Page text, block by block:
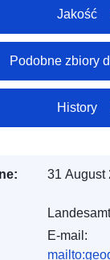
Jakość
Podobne zbiory
History
31 August
E-mail: